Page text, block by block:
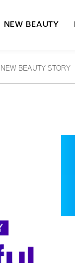
NEW BEAUTY
NEW BEAUTY STORY